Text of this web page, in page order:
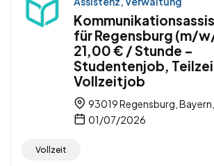
für Regensburg (m/
21,00 € / Stunde –
Studentenjob,
Vollzeitjob
93019 Regensburg,
01/07/2026
Vollzeit